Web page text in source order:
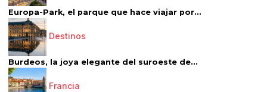
Europa-Park, el parque que hace viajar por...
Destinos
Burdeos, la joya elegante del suroeste de...
Francia